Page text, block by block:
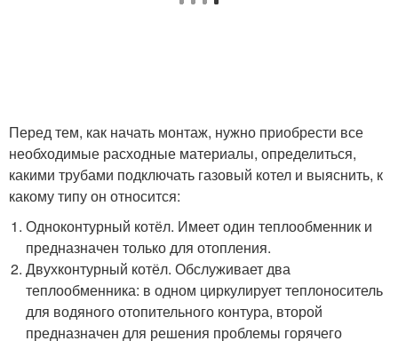
Перед тем, как начать монтаж, нужно приобрести все
необходимые расходные материалы, определиться,
какими трубами подключать газовый котел и выяснить, к
какому типу он относится:
Одноконтурный котёл. Имеет один теплообменник и
предназначен только для отопления.
Двухконтурный котёл. Обслуживает два
теплообменника: в одном циркулирует теплоноситель
для водяного отопительного контура, второй
предназначен для решения проблемы горячего